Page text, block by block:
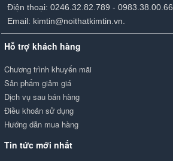
Điện thoại: 0246.32.82.789 - 0983.38.00.66.
Email: kimtin@noithatkimtin.vn.
Hỗ trợ khách hàng
Chương trình khuyến mãi
Sản phẩm giảm giá
Dịch vụ sau bán hàng
Điều khoản sử dụng
Hướng dẫn mua hàng
Tin tức mới nhất